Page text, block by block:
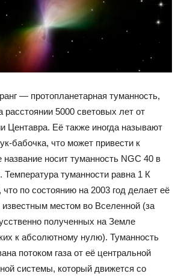
— протопланетарная туманность,
расстоянии 5000 световых лет от
Центавра. Её также иногда называют
бабочка, что может привести к
носит туманность NGC 40 в
туманности равна 1 К
что по состоянию на 2003 год делает её
местом во Вселенной (за
полученных на Земле
к абсолютному нулю). Туманность
потоком газа от её центральной
системы, который движется со